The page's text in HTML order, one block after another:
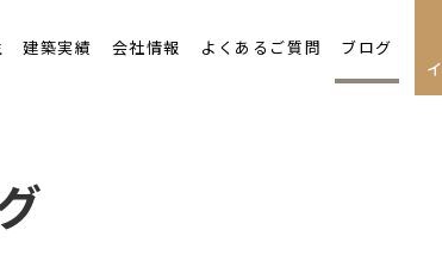
建築実績 会社情報 よくあるご質問
ブログ